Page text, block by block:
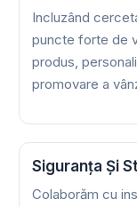
Incluzând
puncte forte de
produs,
promovare a
Siguranța Și
Colaborăm cu